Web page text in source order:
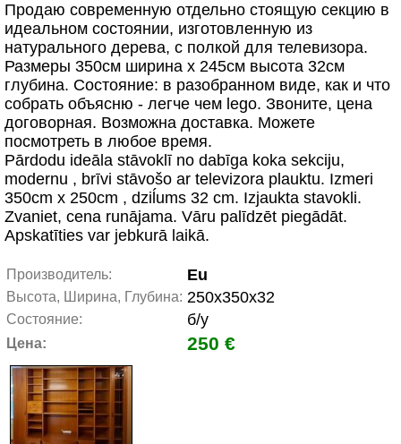
Продаю современную отдельно стоящую секцию в
идеальном состоянии, изготовленную из
натурального дерева, с полкой для телевизора.
Размеры 350см ширина x 245см высота 32см
глубина. Состояние: в разобранном виде, как и что
собрать объясню - легче чем legо. Звоните, цена
договорная. Возможна доставка. Можете
посмотреть в любое время.
Pārdodu ideāla stāvoklī no dabīga koka sekciju,
modernu , brīvi stāvošo ar televizora plauktu. Izmeri
350cm x 250cm , dziĺums 32 cm. Izjaukta stavokli.
Zvaniet, cena runājama. Vāru palīdzēt piegādāt.
Apskatīties var jebkurā laikā.
Производитель: Eu
Высота, Ширина, Глубина: 250x350x32
Состояние: б/у
Цена: 250 €